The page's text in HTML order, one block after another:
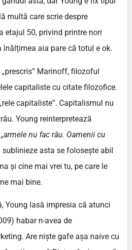
multă care scrie despre
etajul 50, privind printre nori
înălțimea aia pare că totul e ok.
Marinoff, filozoful
capitaliste cu citate filozofice.
capitaliste”. Capitalismul nu
Young reinterpretează
armele nu fac rău. Oamenii cu
sublinieze asta se folosește abil
și cine mai vrei tu, pe care le
mai bine.
Young lasă impresia că atunci
habar n-avea de
Are niște gafe așa naive cu